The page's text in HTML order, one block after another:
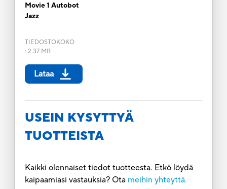
Movie 1 Autobot
Jazz
TIEDOSTOKOKO
: 2.37 MB
Lataa
USEIN KYSYTTYÄ
TUOTTEISTA
Kaikki olennaiset tiedot tuotteesta. Etkö löydä
kaipaamiasi vastauksia? Ota meihin yhteyttä.